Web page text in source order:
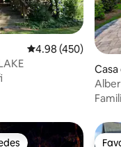
Calificación
4.98 (450)
es
de la